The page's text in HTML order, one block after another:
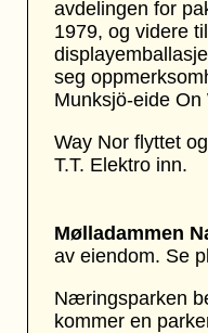
avdelingen for
1979, og videre
seg
Munksjö-eide
Way Nor flyttet
T.T. Elektro inn.
Mølladammen
av eiendom. Se
Næringsparken
kommer en